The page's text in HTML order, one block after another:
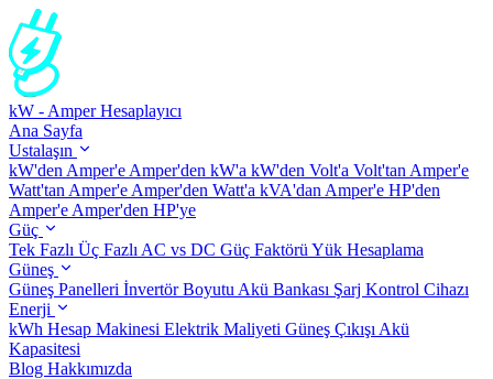
kW - Amper Hesaplayıcı
Ana Sayfa
Ustalaşın
kW'den Amper'e Amper'den kW'a kW'den Volt'a Volt'tan Amper'e
Watt'tan Amper'e Amper'den Watt'a kVA'dan Amper'e HP'den
Amper'e Amper'den HP'ye
Güç
Tek Fazlı Üç Fazlı AC vs DC Güç Faktörü Yük Hesaplama
Güneş
Güneş Panelleri İnvertör Boyutu Akü Bankası Şarj Kontrol Cihazı
Enerji
kWh Hesap Makinesi Elektrik Maliyeti Güneş Çıkışı Akü
Kapasitesi
Blog Hakkımızda